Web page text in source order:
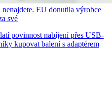
EU donutila výrobce
své
povinnost nabíjení přes USB-
kupovat balení s adaptérem